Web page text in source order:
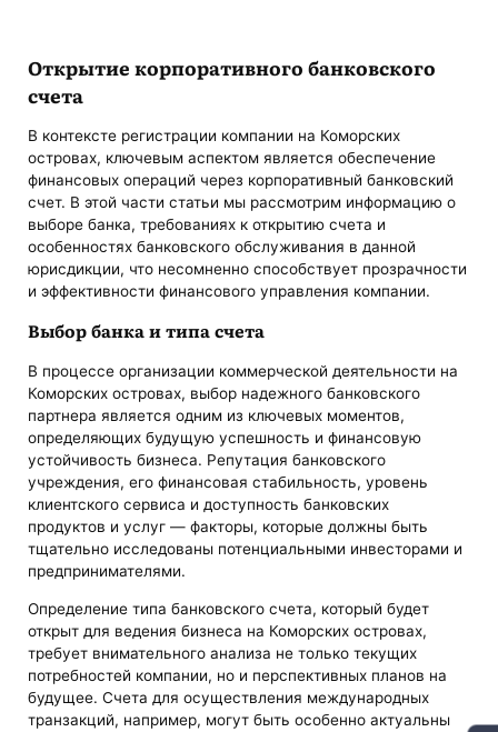
Открытие корпоративного банковского
счета
В контексте регистрации компании на Коморских
островах, ключевым аспектом является обеспечение
финансовых операций через корпоративный банковский
счет. В этой части статьи мы рассмотрим информацию о
выборе банка, требованиях к открытию счета и
особенностях банковского обслуживания в данной
юрисдикции, что несомненно способствует прозрачности
и эффективности финансового управления компании.
Выбор банка и типа счета
В процессе организации коммерческой деятельности на
Коморских островах, выбор надежного банковского
партнера является одним из ключевых моментов,
определяющих будущую успешность и финансовую
устойчивость бизнеса. Репутация банковского
учреждения, его финансовая стабильность, уровень
клиентского сервиса и доступность банковских
продуктов и услуг — факторы, которые должны быть
тщательно исследованы потенциальными инвесторами и
предпринимателями.
Определение типа банковского счета, который будет
открыт для ведения бизнеса на Коморских островах,
требует внимательного анализа не только текущих
потребностей компании, но и перспективных планов на
будущее. Счета для осуществления международных
транзакций, например, могут быть особенно актуальны